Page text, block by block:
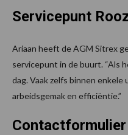
Servicepunt
Ariaan heeft de AGM Sitrex
servicepunt in de buurt. “Als
dag. Vaak zelfs binnen
arbeidsgemak en efficiëntie.”